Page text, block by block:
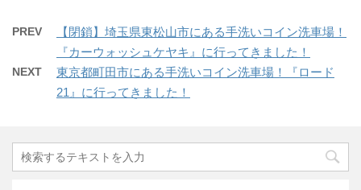
PREV
【閉鎖】埼玉県東松山市にある手洗いコイン洗車場！
『カーウォッシュケヤキ』に行ってきました！
NEXT
東京都町田市にある手洗いコイン洗車場！『ロード
21』に行ってきました！